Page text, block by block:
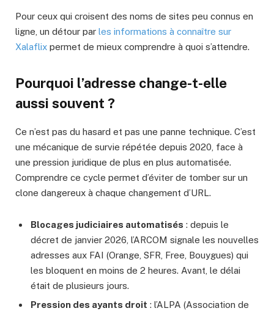
Pour ceux qui croisent des noms de sites peu connus en
ligne, un détour par les informations à connaître sur
Xalaflix permet de mieux comprendre à quoi s’attendre.
Pourquoi l’adresse change-t-elle
aussi souvent ?
Ce n’est pas du hasard et pas une panne technique. C’est
une mécanique de survie répétée depuis 2020, face à
une pression juridique de plus en plus automatisée.
Comprendre ce cycle permet d’éviter de tomber sur un
clone dangereux à chaque changement d’URL.
Blocages judiciaires automatisés : depuis le
décret de janvier 2026, l’ARCOM signale les nouvelles
adresses aux FAI (Orange, SFR, Free, Bouygues) qui
les bloquent en moins de 2 heures. Avant, le délai
était de plusieurs jours.
Pression des ayants droit : l’ALPA (Association de